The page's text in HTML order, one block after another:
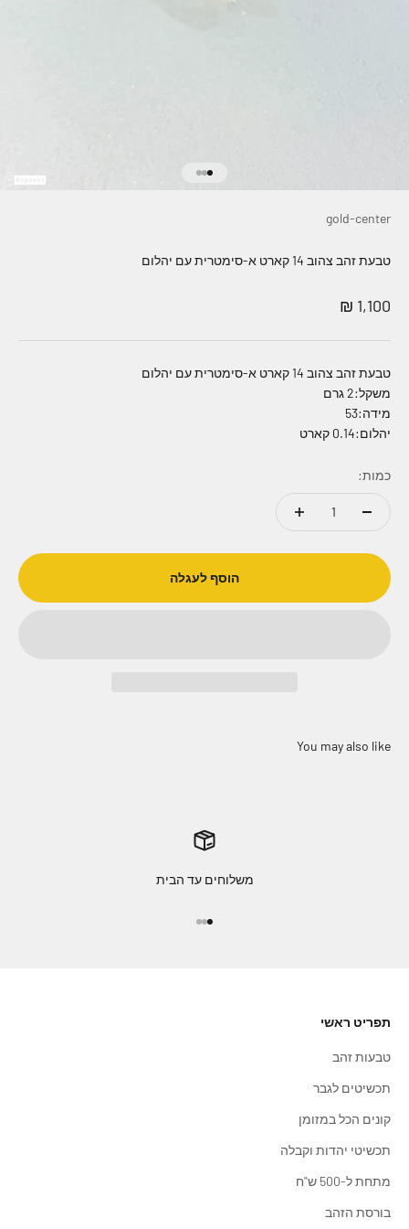
gold-center
טבעת זהב צהוב 14 קארט א-סימטרית עם יהלום
מחיר מבצע
1,100 ₪
טבעת זהב צהוב 14 קארט א-סימטרית עם יהלום
משקל:2 גרם
מידה:53
יהלום:0.14 קארט
כמות:
הוסף לעגלה
משלוחים עד הבית
תפריט ראשי
טבעות זהב
תכשיטים לגבר
קונים הכל במזומן
תכשיטי יהדות וקבלה
מתחת ל-500 ש"ח
בורסת הזהב